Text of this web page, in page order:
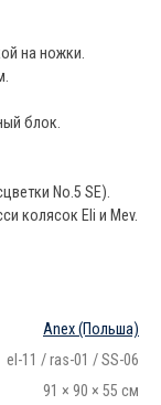
на ножки.
блок.
No.5 SE).
колясок Eli и Mev.
Anex(Польша)
el-11 / ras-01 / SS-06
91 × 90 × 55 см